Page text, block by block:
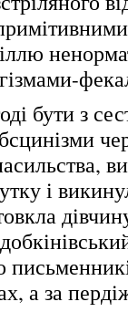
бути з
і
а за